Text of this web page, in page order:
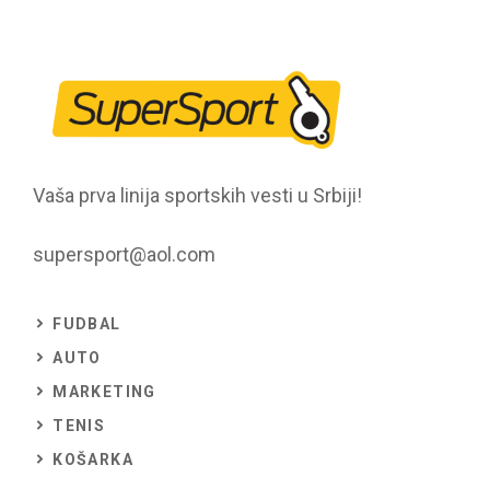
Vaša prva linija sportskih vesti u Srbiji!
supersport@aol.com
FUDBAL
AUTO
MARKETING
TENIS
KOŠARKA